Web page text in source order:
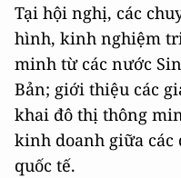
Tại hội nghị, các
hình, kinh nghiệm
minh từ các nước
Bản; giới thiệu các
khai đô thị thông
kinh doanh giữa các
quốc tế.